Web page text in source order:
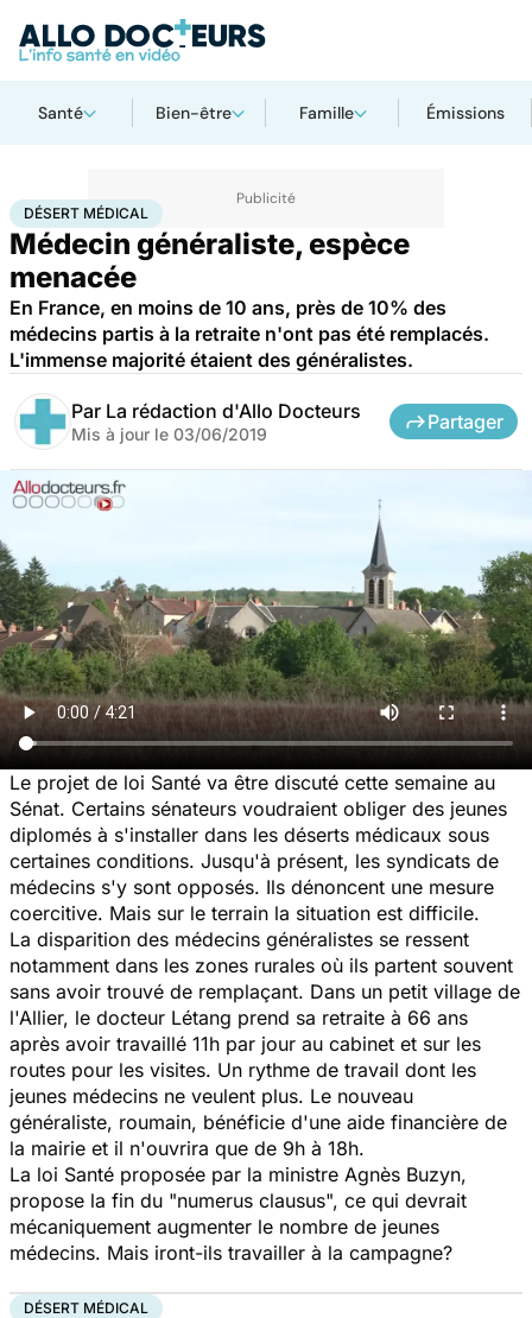
Santé Bien-être Famille Émissions
AccueilSantéDésert médical
DÉSERT MÉDICAL
Médecin généraliste, espèce
menacée
En France, en moins de 10 ans, près de 10% des
médecins partis à la retraite n'ont pas été remplacés.
L'immense majorité étaient des généralistes.
Par La rédaction d'Allo Docteurs
Mis à jour le 03/06/2019
Partager
Le projet de loi Santé va être discuté cette semaine au
Sénat. Certains sénateurs voudraient obliger des jeunes
diplomés à s'installer dans les déserts médicaux sous
certaines conditions. Jusqu'à présent, les syndicats de
médecins s'y sont opposés. Ils dénoncent une mesure
coercitive. Mais sur le terrain la situation est difficile.
La disparition des médecins généralistes se ressent
notamment dans les zones rurales où ils partent souvent
sans avoir trouvé de remplaçant. Dans un petit village de
l'Allier, le docteur Létang prend sa retraite à 66 ans
après avoir travaillé 11h par jour au cabinet et sur les
routes pour les visites. Un rythme de travail dont les
jeunes médecins ne veulent plus. Le nouveau
généraliste, roumain, bénéficie d'une aide financière de
la mairie et il n'ouvrira que de 9h à 18h.
La loi Santé proposée par la ministre Agnès Buzyn,
propose la fin du "numerus clausus", ce qui devrait
mécaniquement augmenter le nombre de jeunes
médecins. Mais iront-ils travailler à la campagne?
DÉSERT MÉDICAL